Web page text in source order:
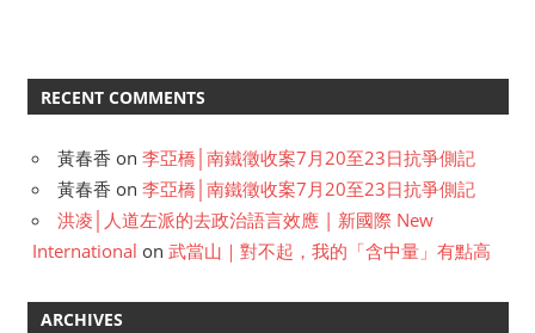
RECENT COMMENTS
黃春香 on 李亞橋│南鐵徵收案7月20至23日抗爭側記
黃春香 on 李亞橋│南鐵徵收案7月20至23日抗爭側記
洪凌│人道左派的去政治語言效應 | 新國際 New
International on 武當山｜對不起，我的「含中量」有點高
ARCHIVES